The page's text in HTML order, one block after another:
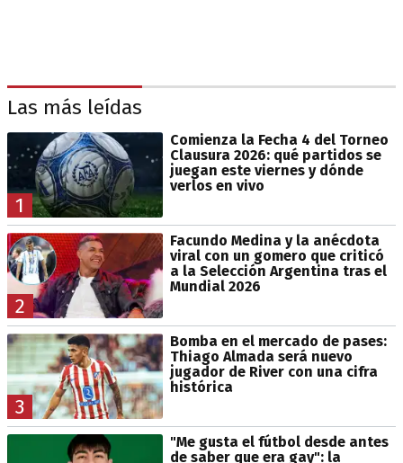
Las más leídas
1
Comienza la Fecha 4 del Torneo
Clausura 2026: qué partidos se
juegan este viernes y dónde
verlos en vivo
2
Facundo Medina y la anécdota
viral con un gomero que criticó
a la Selección Argentina tras el
Mundial 2026
3
Bomba en el mercado de pases:
Thiago Almada será nuevo
jugador de River con una cifra
histórica
"Me gusta el fútbol desde antes
de saber que era gay": la